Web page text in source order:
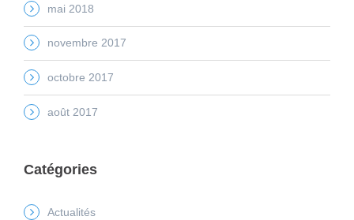
mai 2018
novembre 2017
octobre 2017
août 2017
Catégories
Actualités